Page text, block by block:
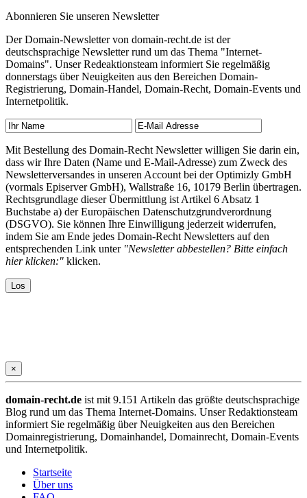
Abonnieren Sie unseren Newsletter
Der Domain-Newsletter von domain-recht.de ist der
deutschsprachige Newsletter rund um das Thema "Internet-
Domains". Unser Redeaktionsteam informiert Sie regelmäßig
donnerstags über Neuigkeiten aus den Bereichen Domain-
Registrierung, Domain-Handel, Domain-Recht, Domain-Events und
Internetpolitik.
Mit Bestellung des Domain-Recht Newsletter willigen Sie darin ein,
dass wir Ihre Daten (Name und E-Mail-Adresse) zum Zweck des
Newsletterversandes in unseren Account bei der Optimizly GmbH
(vormals Episerver GmbH), Wallstraße 16, 10179 Berlin übertragen.
Rechtsgrundlage dieser Übermittlung ist Artikel 6 Absatz 1
Buchstabe a) der Europäischen Datenschutzgrundverordnung
(DSGVO). Sie können Ihre Einwilligung jederzeit widerrufen,
indem Sie am Ende jedes Domain-Recht Newsletters auf den
entsprechenden Link unter "Newsletter abbestellen? Bitte einfach
hier klicken:" klicken.
×
domain-recht.de ist mit 9.151 Artikeln das größte deutschsprachige
Blog rund um das Thema Internet-Domains. Unser Redaktionsteam
informiert Sie regelmäßig über Neuigkeiten aus den Bereichen
Domainregistrierung, Domainhandel, Domainrecht, Domain-Events
und Internetpolitik.
Startseite
Über uns